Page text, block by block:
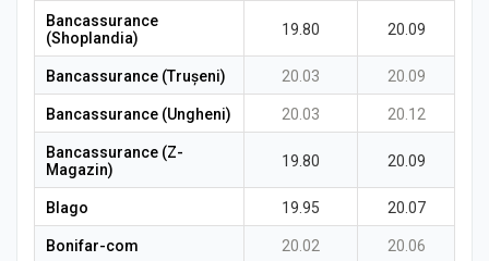
Bancassurance
(Shoplandia)
19.80 20.09
Bancassurance (Trușeni) 20.03 20.09
Bancassurance (Ungheni) 20.03 20.12
Bancassurance (Z-
Magazin)
19.80 20.09
Blago 19.95 20.07
Bonifar-com 20.02 20.06